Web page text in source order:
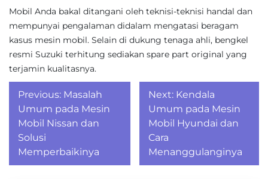
Mobil Anda bakal ditangani oleh teknisi-teknisi handal dan
mempunyai pengalaman didalam mengatasi beragam
kasus mesin mobil. Selain di dukung tenaga ahli, bengkel
resmi Suzuki terhitung sediakan spare part original yang
terjamin kualitasnya.
Post
navigation
Previous: Masalah
Umum pada Mesin
Mobil Nissan dan
Solusi
Memperbaikinya
Next: Kendala
Umum pada Mesin
Mobil Hyundai dan
Cara
Menanggulanginya